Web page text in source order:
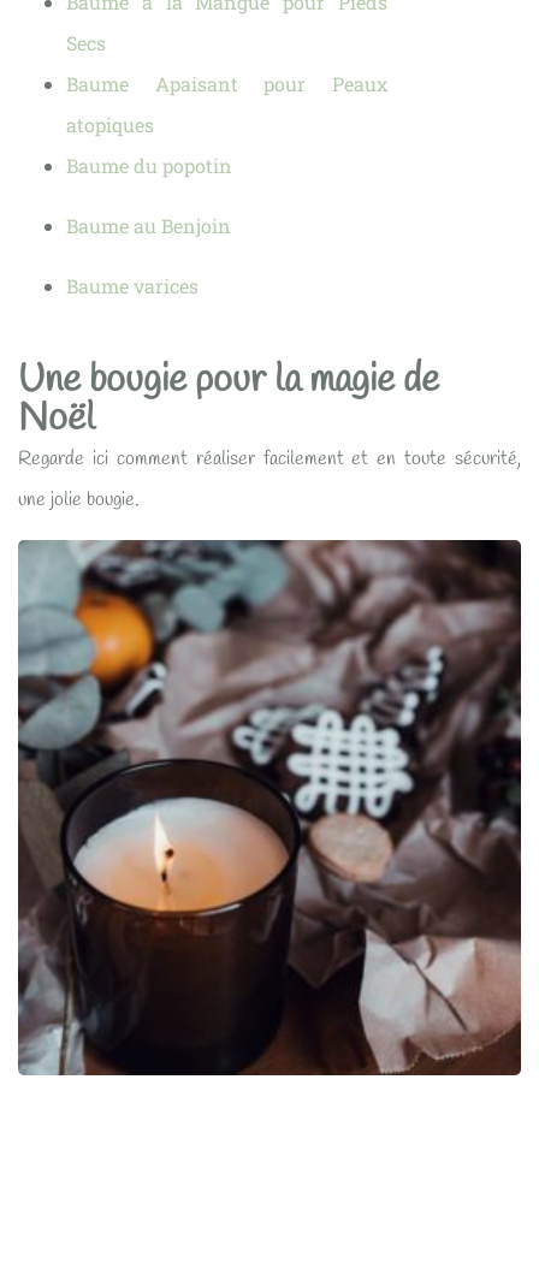
Secs
Baume Apaisant pour Peaux
atopiques
Baume du popotin
Baume au Benjoin
Baume varices
Une bougie pour la magie de
Noël
Regarde ici comment réaliser facilement et en toute sécurité,
une jolie bougie.